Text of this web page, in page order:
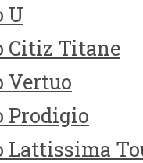
U
Citiz Titane
Vertuo
Prodigio
Lattissima